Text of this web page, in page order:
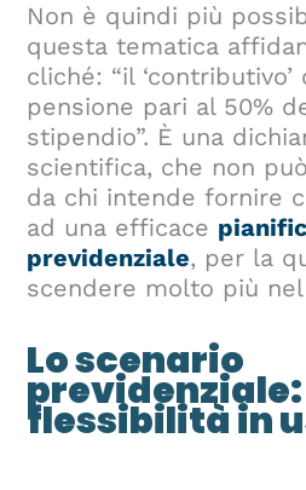
Non è quindi più
questa tematica
cliché: “il
pensione pari al 50%
stipendio”. È una
scientifica, che non
da chi intende fornire
ad una efficace
previdenziale, per la
scendere molto più
Lo scenario
previdenziale:
flessibilità in